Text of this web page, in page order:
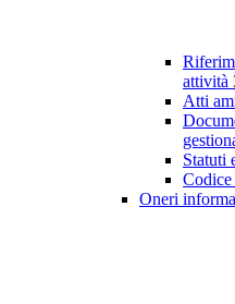
attività
Atti
Statuti
Codice
Oneri